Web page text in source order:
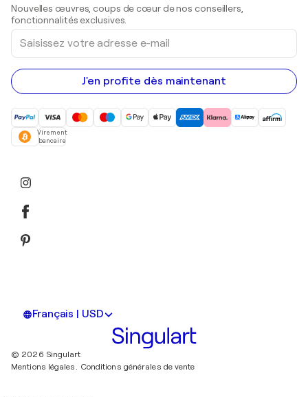
Peintures acryliques
Nouvelles œuvres, coups de cœur de nos conseillers,
fonctionnalités exclusives.
Saisissez
votre
adresse
e-
mail
J'en profite dès maintenant
Virement
bancaire
Français | USD
© 2026 Singulart
Mentions légales. Conditions générales de vente